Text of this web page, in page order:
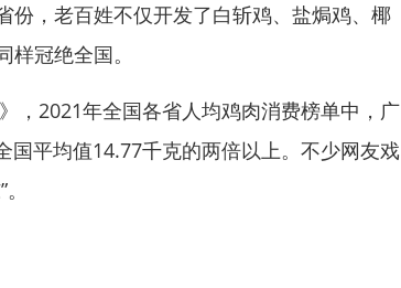
份，老百姓不仅开发了白斩鸡、盐焗鸡、椰
冠绝全国。
2021年全国各省人均鸡肉消费榜单中，广
国平均值14.77千克的两倍以上。不少网友戏